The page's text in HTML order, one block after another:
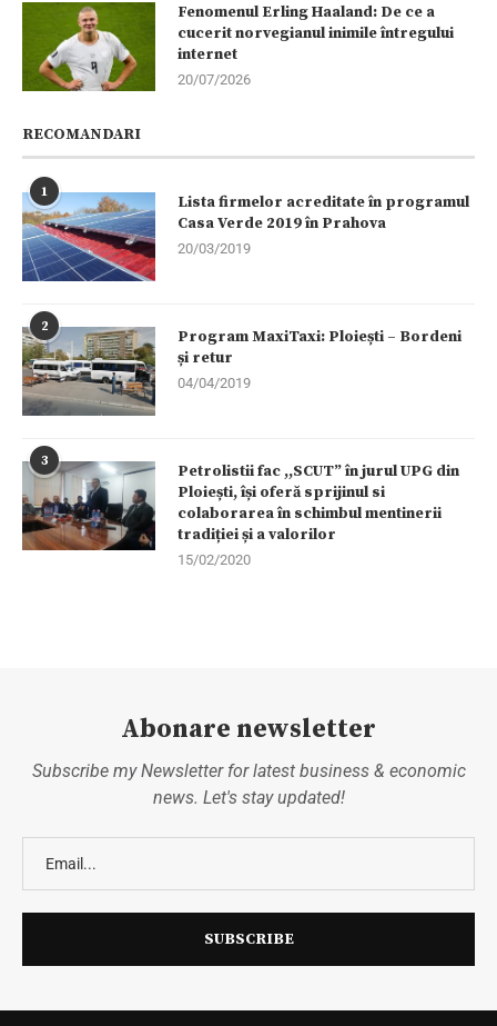
Fenomenul Erling Haaland: De ce a
cucerit norvegianul inimile întregului
internet
20/07/2026
RECOMANDARI
1
Lista firmelor acreditate în programul
Casa Verde 2019 în Prahova
20/03/2019
2
Program MaxiTaxi: Ploiești – Bordeni
și retur
04/04/2019
3
Petrolistii fac ,,SCUT” în jurul UPG din
Ploiești, își oferă sprijinul si
colaborarea în schimbul mentinerii
tradiției și a valorilor
15/02/2020
Abonare newsletter
Subscribe my Newsletter for latest business & economic
news. Let's stay updated!